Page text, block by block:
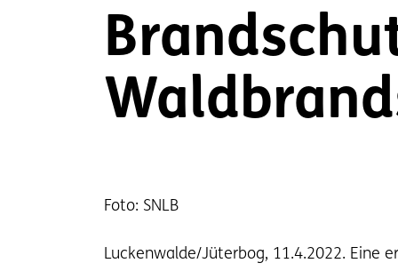
Foto: SNLB
Luckenwalde/Jüterbog, 11.4.2022. Eine